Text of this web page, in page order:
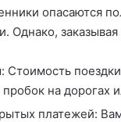
опасаются
Однако,
Стоимость
пробок на дорогах
платежей: